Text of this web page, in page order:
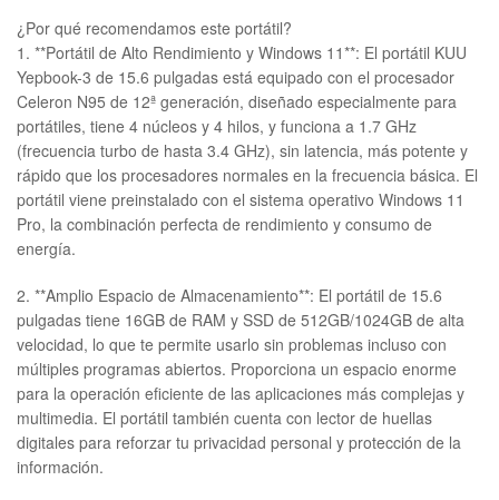
¿Por qué recomendamos este portátil?
1. **Portátil de Alto Rendimiento y Windows 11**: El portátil KUU
Yepbook-3 de 15.6 pulgadas está equipado con el procesador
Celeron N95 de 12ª generación, diseñado especialmente para
portátiles, tiene 4 núcleos y 4 hilos, y funciona a 1.7 GHz
(frecuencia turbo de hasta 3.4 GHz), sin latencia, más potente y
rápido que los procesadores normales en la frecuencia básica. El
portátil viene preinstalado con el sistema operativo Windows 11
Pro, la combinación perfecta de rendimiento y consumo de
energía.
2. **Amplio Espacio de Almacenamiento**: El portátil de 15.6
pulgadas tiene 16GB de RAM y SSD de 512GB/1024GB de alta
velocidad, lo que te permite usarlo sin problemas incluso con
múltiples programas abiertos. Proporciona un espacio enorme
para la operación eficiente de las aplicaciones más complejas y
multimedia. El portátil también cuenta con lector de huellas
digitales para reforzar tu privacidad personal y protección de la
información.